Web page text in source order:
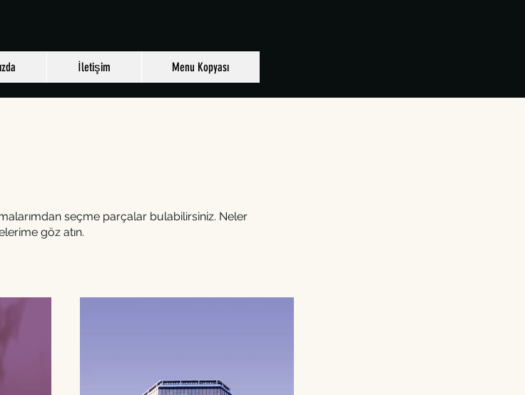
İletişim Menu Kopyası
seçme parçalar bulabilirsiniz. Neler
göz atın.